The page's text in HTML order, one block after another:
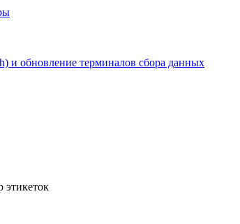
и обновление терминалов сбора данных
этикеток